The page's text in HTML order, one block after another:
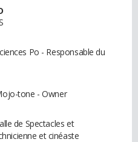
Po - Responsable du
tone - Owner
de Spectacles et
et cinéaste